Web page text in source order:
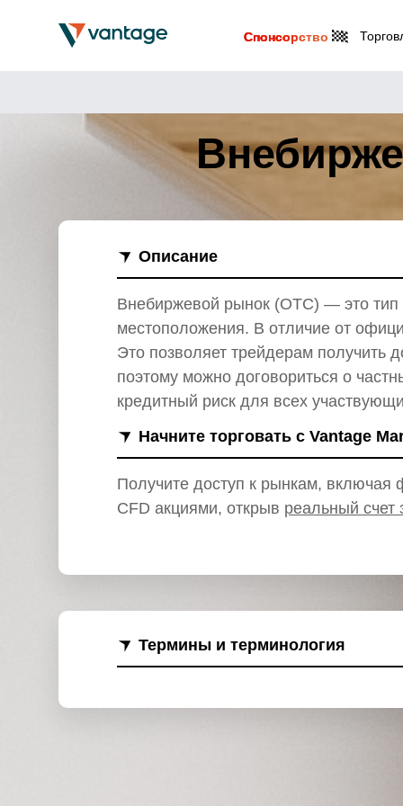
Спонсорство
Описание
Внебиржевой рынок (OTC) — это тип
местоположения. В отличие от
Это позволяет трейдерам получить
поэтому можно договориться о
кредитный риск для всех
Начните торговать с Vantage
Получите доступ к рынкам, включая
CFD акциями, открыв реальный счет
Термины и терминология